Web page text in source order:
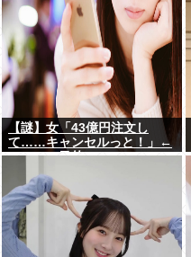
【謎】女「43億円注文し
て……キャンセルっと！」←
こいつの目的ｗ